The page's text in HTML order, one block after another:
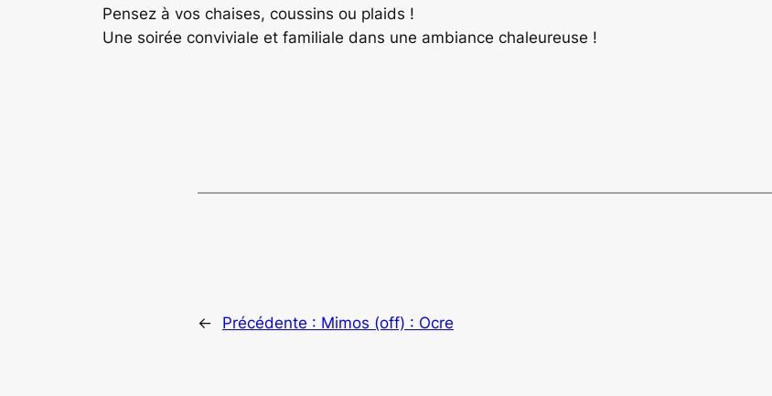
Pensez à vos chaises, coussins ou plaids !
Une soirée conviviale et familiale dans une ambiance chaleureuse !
← Précédente : Mimos (off) : Ocre